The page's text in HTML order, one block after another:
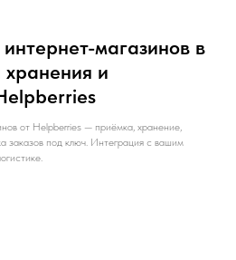
магазинов в
и
от Helpberries — приёмка, хранение,
заказов под ключ. Интеграция с вашим